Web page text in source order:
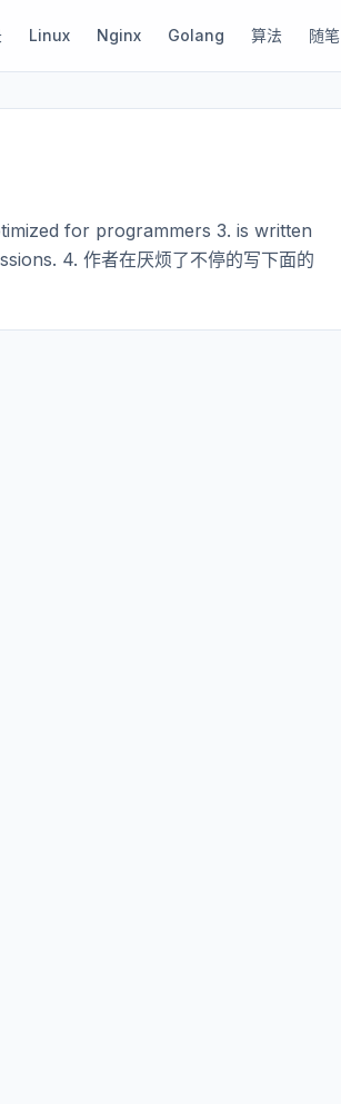
Linux Nginx Golang 算法 随笔
for programmers 3. is written
4. 作者在厌烦了不停的写下面的